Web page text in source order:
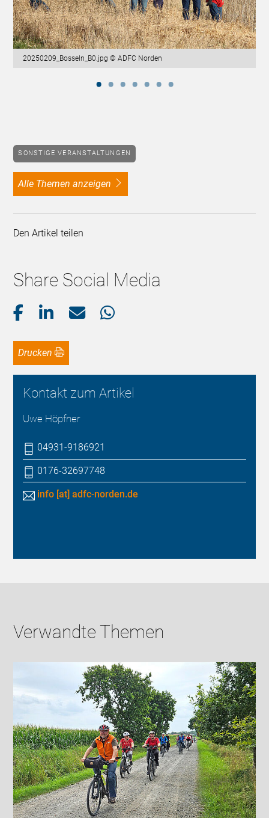
20250209_Bosseln_B0.jpg © ADFC Norden
SONSTIGE VERANSTALTUNGEN
alle Themen anzeigen
Den Artikel teilen
Share Social Media
Drucken
Kontakt zum Artikel
Uwe Höpfner
04931-9186921
0176-32697748
info [at] adfc-norden.de
Verwandte Themen